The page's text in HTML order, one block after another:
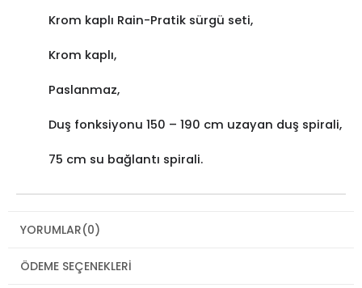
Krom kaplı Rain-Pratik sürgü seti,
Krom kaplı,
Paslanmaz,
Duş fonksiyonu 150 – 190 cm uzayan duş spirali,
75 cm su bağlantı spirali.
YORUMLAR(0)
ÖDEME SEÇENEKLERI